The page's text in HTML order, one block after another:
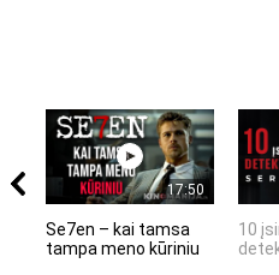
17:50
Se7en – kai tamsa
tampa meno kūriniu
10